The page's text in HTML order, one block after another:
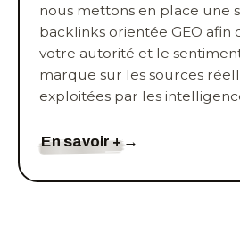
nous mettons en place une
backlinks orientée GEO afin
votre autorité et le
marque sur les sources
exploitées par les
En savoir +→